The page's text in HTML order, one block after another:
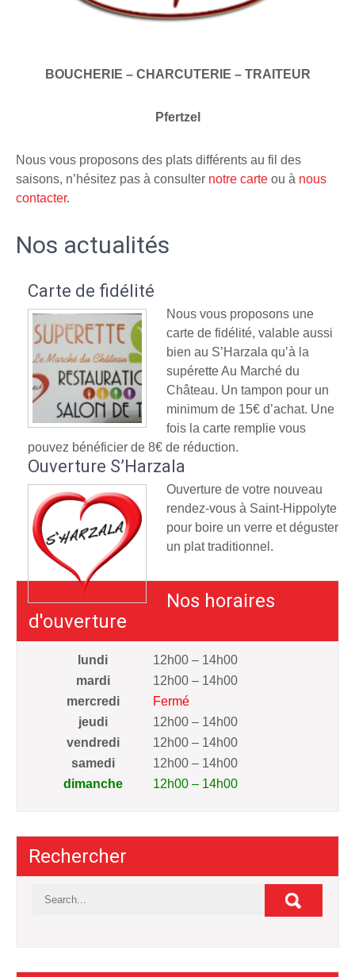
BOUCHERIE – CHARCUTERIE – TRAITEUR
Pfertzel
Nous vous proposons des plats différents au fil des
saisons, n’hésitez pas à consulter notre carte ou à nous
contacter.
Nos actualités
Carte de fidélité
Nous vous proposons une
carte de fidélité, valable aussi
bien au S’Harzala qu’à la
supérette Au Marché du
Château. Un tampon pour un
minimum de 15€ d’achat. Une
fois la carte remplie vous
pouvez bénéficier de 8€ de réduction.
Ouverture S’Harzala
Ouverture de votre nouveau
rendez-vous à Saint-Hippolyte
pour boire un verre et déguster
un plat traditionnel.
Nos horaires
d'ouverture
lundi
12h00 – 14h00
mardi
12h00 – 14h00
mercredi
Fermé
jeudi
12h00 – 14h00
vendredi
12h00 – 14h00
samedi
12h00 – 14h00
dimanche
12h00 – 14h00
Rechercher